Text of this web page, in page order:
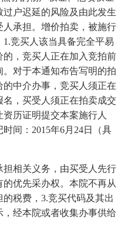
户迟延的风险及由此发生
承担。增价拍卖，被施行
竞买人该当具备完全平易
，竞买人正在加入竞拍前
对于本通知布告写明的拍
中介办事，竞买人须正在
，买受人须正在拍卖成交
历证明提交本案施行人
间：2015年6月24日（具
相关义务，由买受人先行
优先采办权。本院不再从
税费，3.竞买代码及其出
经本院或者收集办事供给